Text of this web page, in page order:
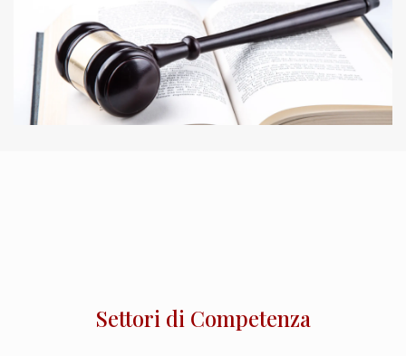
Settori di Competenza